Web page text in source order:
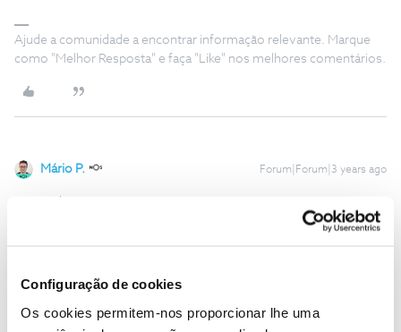
Configuração de cookies
Os cookies permitem-nos proporcionar lhe uma
Ajude a comunidade a encontrar informação relevante. Marque
como "Melhor Resposta" e faça "Like" nos melhores comentários.
Mário P. Forum|Forum|3 years ago
Movemos o seu comentário para o artigo onde o tema já é
Obrigado